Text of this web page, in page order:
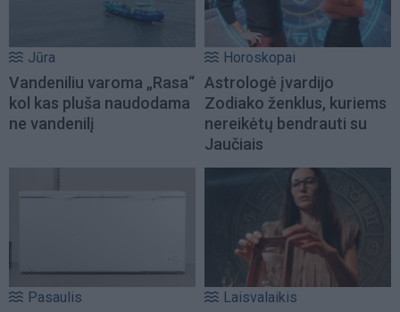
Jūra
Vandeniliu varoma „Rasa“
kol kas pluša naudodama
ne vandenilį
Horoskopai
Astrologė įvardijo
Zodiako ženklus, kuriems
nereikėtų bendrauti su
Jaučiais
Pasaulis Laisvalaikis